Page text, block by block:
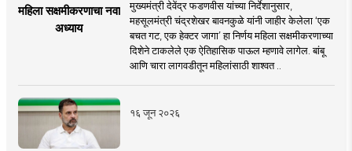
महिला सक्षमीकरणाचा नवा
अध्याय
मुख्यमंत्री देवेंद्र फडणवीस यांच्या निर्देशानुसार,
महसूलमंत्री चंद्रशेखर बावनकुळे यांनी जाहीर केलेला ‘एक
बचत गट, एक हेक्टर जागा’ हा निर्णय महिला सक्षमीकरणाच्या
दिशेने टाकलेले एक ऐतिहासिक पाऊल म्हणावे लागेल. बांबू
आणि चारा लागवडीतून महिलांसाठी शाश्वत ..
१६ जून २०२६